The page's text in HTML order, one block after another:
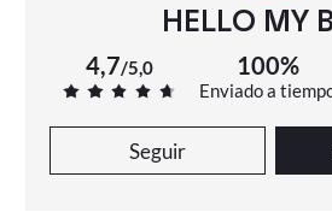
HELLO MY
4,7/5,0 100%
Enviado a
Seguir